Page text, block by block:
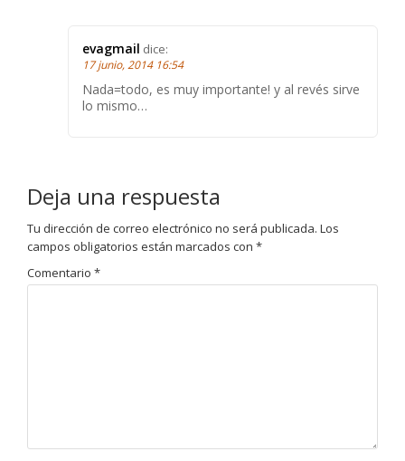
evagmail dice:
17 junio, 2014 16:54
Nada=todo, es muy importante! y al revés sirve
lo mismo…
Deja una respuesta
Tu dirección de correo electrónico no será publicada. Los
campos obligatorios están marcados con *
Comentario *